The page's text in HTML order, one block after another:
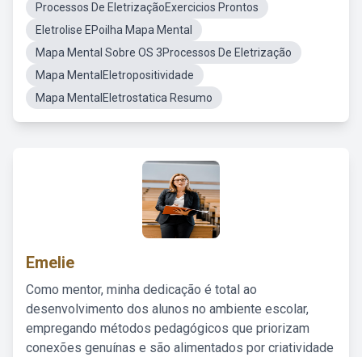
Processos De EletrizaçãoExercicios Prontos
Eletrolise EPoilha Mapa Mental
Mapa Mental Sobre OS 3Processos De Eletrização
Mapa MentalEletropositividade
Mapa MentalEletrostatica Resumo
Emelie
Como mentor, minha dedicação é total ao
desenvolvimento dos alunos no ambiente escolar,
empregando métodos pedagógicos que priorizam
conexões genuínas e são alimentados por criatividade